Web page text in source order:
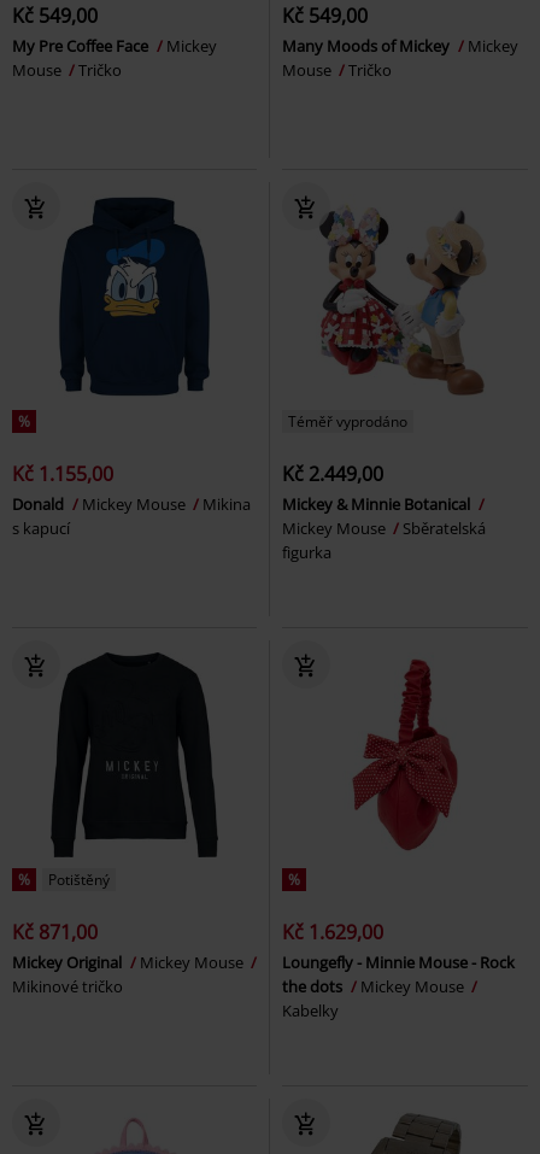
Kč 549,00
My Pre Coffee Face
Mickey
Mouse
Tričko
Kč 549,00
Many Moods of Mickey
Mickey
Mouse
Tričko
%
Kč 1.155,00
Donald Mickey Mouse
Mikina
s kapucí
Téměř vyprodáno
Kč 2.449,00
Mickey & Minnie Botanical
Mickey Mouse
Sběratelská
figurka
% Potištěný
Kč 871,00
Mickey Original
Mickey Mouse
Mikinové tričko
%
Kč 1.629,00
Loungefly - Minnie Mouse - Rock
the dots
Mickey Mouse
Kabelky